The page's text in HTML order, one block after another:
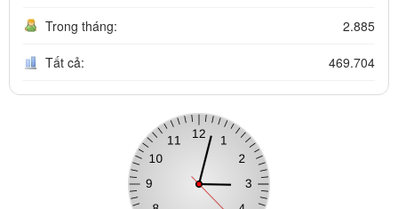
Trong tháng: 2.885
Tất cả: 469.704